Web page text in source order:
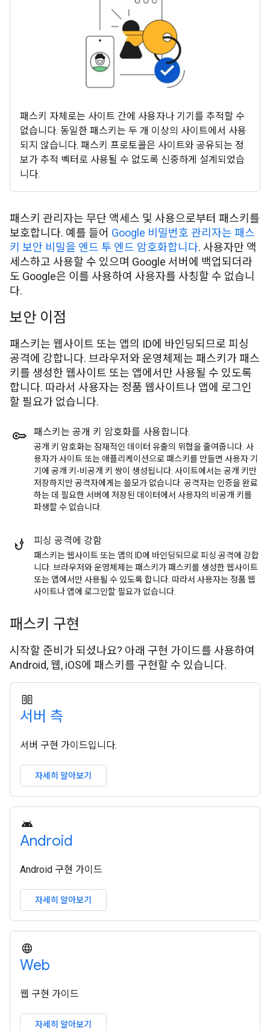
패스키 자체로는 사이트 간에 사용자나 기기를 추적할 수
없습니다. 동일한 패스키는 두 개 이상의 사이트에서 사용
되지 않습니다. 패스키 프로토콜은 사이트와 공유되는 정
보가 추적 벡터로 사용될 수 없도록 신중하게 설계되었습
니다.
패스키 관리자는 무단 액세스 및 사용으로부터 패스키를
보호합니다. 예를 들어 Google 비밀번호 관리자는 패스
키 보안 비밀을 엔드 투 엔드 암호화합니다. 사용자만 액
세스하고 사용할 수 있으며 Google 서버에 백업되더라
도 Google은 이를 사용하여 사용자를 사칭할 수 없습니
다.
보안 이점
패스키는 웹사이트 또는 앱의 ID에 바인딩되므로 피싱
공격에 강합니다. 브라우저와 운영체제는 패스키가 패스
키를 생성한 웹사이트 또는 앱에서만 사용될 수 있도록
합니다. 따라서 사용자는 정품 웹사이트나 앱에 로그인
할 필요가 없습니다.
패스키는 공개 키 암호화를 사용합니다.
공개 키 암호화는 잠재적인 데이터 유출의 위협을 줄여줍니다. 사
용자가 사이트 또는 애플리케이션으로 패스키를 만들면 사용자 기
기에 공개 키-비공개 키 쌍이 생성됩니다. 사이트에서는 공개 키만
저장하지만 공격자에게는 쓸모가 없습니다. 공격자는 인증을 완료
하는 데 필요한 서버에 저장된 데이터에서 사용자의 비공개 키를
파생할 수 없습니다.
피싱 공격에 강함
패스키는 웹사이트 또는 앱의 ID에 바인딩되므로 피싱 공격에 강합
니다. 브라우저와 운영체제는 패스키가 패스키를 생성한 웹사이트
또는 앱에서만 사용될 수 있도록 합니다. 따라서 사용자는 정품 웹
사이트나 앱에 로그인할 필요가 없습니다.
패스키 구현
시작할 준비가 되셨나요? 아래 구현 가이드를 사용하여
Android, 웹, iOS에 패스키를 구현할 수 있습니다.
서버 측
서버 구현 가이드입니다.
자세히 알아보기
Android
Android 구현 가이드
자세히 알아보기
Web
웹 구현 가이드
자세히 알아보기